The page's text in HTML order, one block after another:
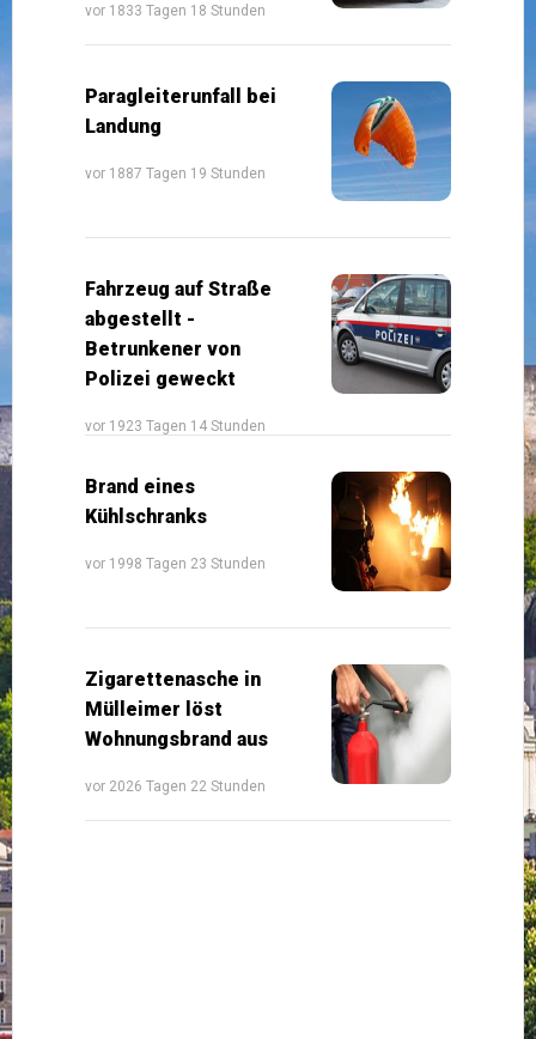
vor 1833 Tagen 18 Stunden
Paragleiterunfall bei
Landung
vor 1887 Tagen 19 Stunden
Fahrzeug auf Straße
abgestellt -
Betrunkener von
Polizei geweckt
vor 1923 Tagen 14 Stunden
Brand eines
Kühlschranks
vor 1998 Tagen 23 Stunden
Zigarettenasche in
Mülleimer löst
Wohnungsbrand aus
vor 2026 Tagen 22 Stunden